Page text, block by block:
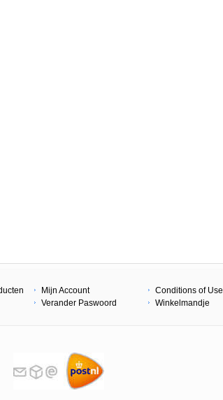
Mijn Account
Verander Paswoord
Conditions of Use
Winkelmandje